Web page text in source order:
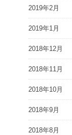
2019年2月
2019年1月
2018年12月
2018年11月
2018年10月
2018年9月
2018年8月